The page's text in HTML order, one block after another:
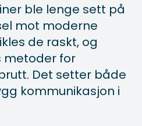
ble lenge sett på
mot moderne
de raskt, og
metoder for
Det setter både
kommunikasjon i